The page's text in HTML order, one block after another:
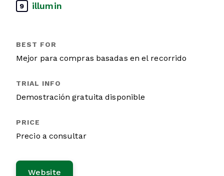
9 illumin
Mejor para compras basadas en el recorrido
Demostración gratuita disponible
Precio a consultar
Website